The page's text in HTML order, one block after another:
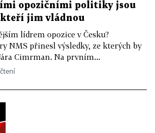
opozičními politiky jsou
jim vládnou
lídrem opozice v Česku?
NMS přinesl výsledky, ze kterých by
Cimrman. Na prvním...